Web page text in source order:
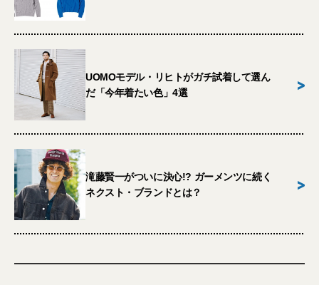
UOMOモデル・リヒトがガチ試着して選ん
だ「今年着たい色」4選
>
滝藤賢一がついに決心!? ガーメンツに続く
ネクスト・ブランドとは？
>